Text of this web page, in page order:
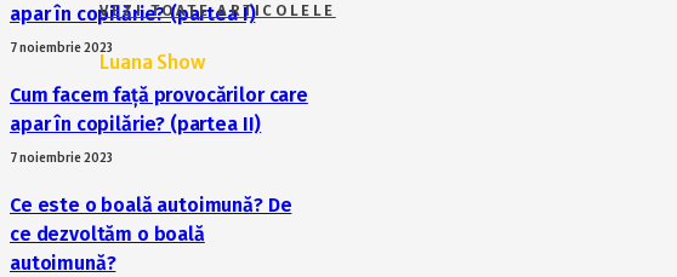
VEZI TOATE ARTICOLELE
Luana Show
apar în copilărie? (partea I)
7 noiembrie 2023
Cum facem față provocărilor care
apar în copilărie? (partea II)
7 noiembrie 2023
Ce este o boală autoimună? De
ce dezvoltăm o boală
autoimună?